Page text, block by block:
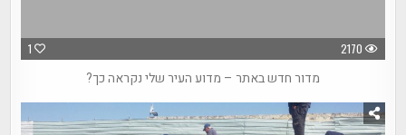
1 2170
מדור חדש באתר – מדוע העיר שלי נקראה כך?